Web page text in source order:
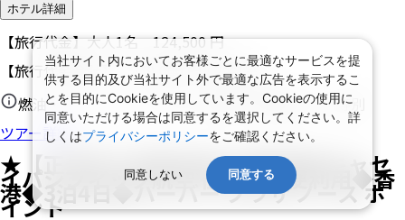
ホテル詳細
【旅行代金】大人1名124,500円
【旅行代金合計】249,000円/2名1室
燃油・リゾートフィー込み、諸税（空港税など）等別
ツアー詳細
★【正規割引運賃利用】福岡発◆キャセ
イパシフィック航空 往復直行便利用◆香
港◆3泊4日◆ハーバー プラザ ノース ポ
イント
当社サイト内においてお客様ごとに最適なサービスを提
供する目的及び当社サイト外で最適な広告を表示するこ
とを目的にCookieを使用しています。Cookieの使用に
同意いただける場合は同意するを選択してください。詳
しくはプライバシーポリシーをご確認ください。
同意しない 同意する